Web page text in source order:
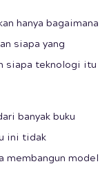
hanya bagaimana
siapa yang
siapa teknologi itu
banyak buku
ini tidak
membangun model